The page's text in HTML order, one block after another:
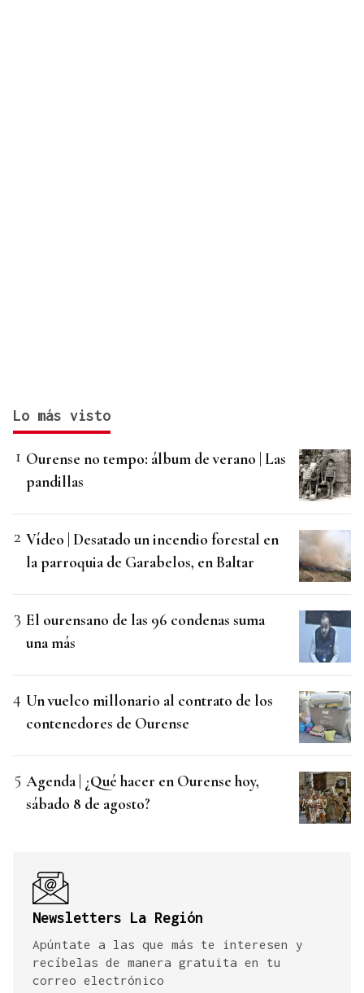
Lo más visto
Ourense no tempo: álbum de verano | Las
pandillas
Vídeo | Desatado un incendio forestal en
la parroquia de Garabelos, en Baltar
El ourensano de las 96 condenas suma
una más
Un vuelco millonario al contrato de los
contenedores de Ourense
Agenda | ¿Qué hacer en Ourense hoy,
sábado 8 de agosto?
Newsletters La Región
Apúntate a las que más te interesen y
recíbelas de manera gratuita en tu
correo electrónico